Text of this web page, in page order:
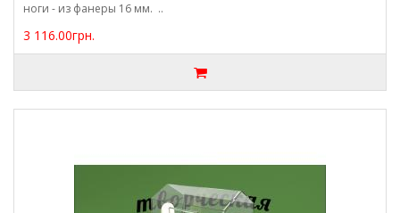
ноги - из фанеры 16 мм. ..
3 116.00грн.